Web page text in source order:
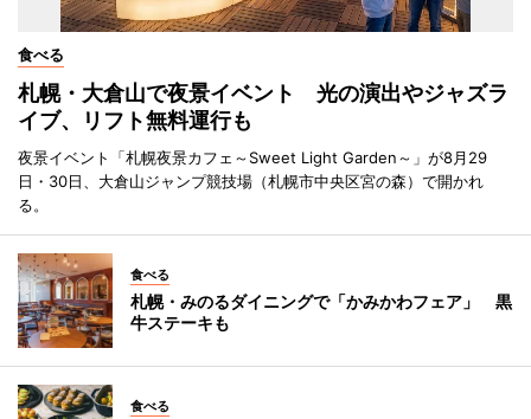
食べる
札幌・大倉山で夜景イベント 光の演出やジャズラ
イブ、リフト無料運行も
夜景イベント「札幌夜景カフェ～Sweet Light Garden～」が8月29
日・30日、大倉山ジャンプ競技場（札幌市中央区宮の森）で開かれ
る。
食べる
札幌・みのるダイニングで「かみかわフェア」 黒
牛ステーキも
食べる